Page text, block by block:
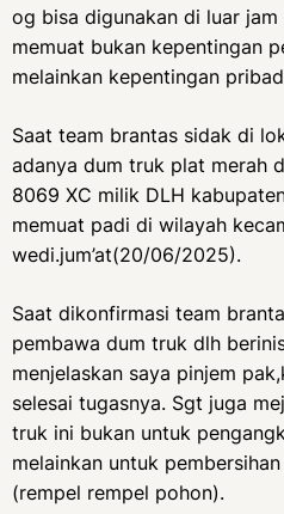
og bisa digunakan di luar
memuat bukan kepentingan
melainkan kepentingan
Saat team brantas sidak di
adanya dum truk plat merah
8069 XC milik DLH
memuat padi di wilayah
wedi.jum’at(20/06/2025).
Saat dikonfirmasi team
pembawa dum truk dlh
menjelaskan saya pinjem
selesai tugasnya. Sgt juga
truk ini bukan untuk
melainkan untuk
(rempel rempel pohon).